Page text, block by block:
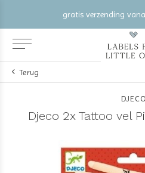
gratis verzending
Terug
DJECO
Djeco 2x Tattoo vel